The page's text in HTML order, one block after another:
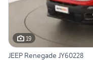
19
JEEP Renegade JY60228